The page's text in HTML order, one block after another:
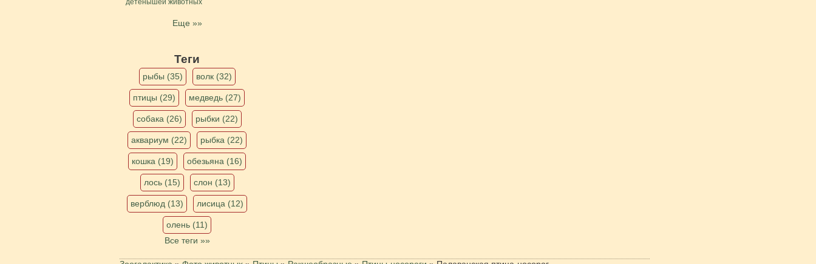
детенышей животных
Еще »»
Теги
рыбы (35) волк (32)
птицы (29) медведь (27)
собака (26) рыбки (22)
аквариум (22) рыбка (22)
кошка (19) обезьяна (16)
лось (15) слон (13)
верблюд (13) лисица (12)
олень (11)
Все теги »»